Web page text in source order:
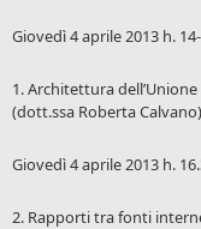
Giovedì 4 aprile 2013 h.
1. Architettura
(dott.ssa Roberta Calvano)
Giovedì 4 aprile 2013 h.
2. Rapporti tra fonti